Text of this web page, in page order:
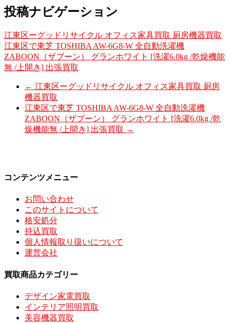
投稿ナビゲーション
江東区ーグッドリサイクル オフィス家具買取 厨房機器買取
江東区で東芝 TOSHIBA AW-6G8-W 全自動洗濯機
ZABOON（ザブーン） グランホワイト [洗濯6.0kg /乾燥機能
無 /上開き] 出張買取
← 江東区ーグッドリサイクル オフィス家具買取 厨房
機器買取
江東区で東芝 TOSHIBA AW-6G8-W 全自動洗濯機
ZABOON（ザブーン） グランホワイト [洗濯6.0kg /乾
燥機能無 /上開き] 出張買取 →
コンテンツメニュー
お問い合わせ
このサイトについて
格安処分
持込買取
個人情報取り扱いについて
運営会社
買取商品カテゴリー
デザイン家電買取
インテリア照明買取
美容機器買取